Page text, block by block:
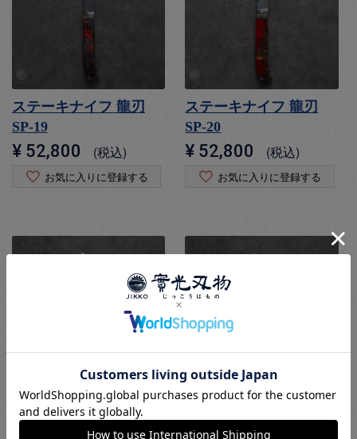
ステーキナイフ 龍刃
SP-19
¥ 52,800 税込
お気に入りに登録する
ステーキナイフ 龍刃
SP-20
¥ 52,800 税込
お気に入りに登録する
ステーキナイフ 龍刃
SP-21
ステーキナイフ コアレ